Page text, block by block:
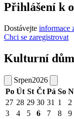
Přihlášení k
Dostávejte informace
Chci se zaregistrovat
Kulturní
Srpen2026
Po Út St Čt Pá So
27 28 29 30 31 1
2
3
4 5 6 7 8
9